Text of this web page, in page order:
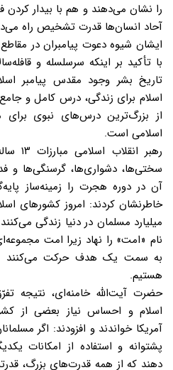
را نشان می‌دهند و هم با بیدار
آحاد انسان‌ها قدرت تشخیص راه
ایشان شیوه دعوت پیامبران در
با تأکید بر اینکه سرسلسله و
تاریخ بشر وجود مقدس پیامبر
اسلام برای زندگی، درس کامل و
از بزرگ‌ترین درس‌های نبوی
اسلامی است.
سختی‌ها، دشواری‌ها، گرسنگی‌ها و
آن در دوره هجرت را زمینه‌ساز
خاطرنشان کردند: امروز کشورهای
میلیارد مسلمان در دنیا زندگی
نام «امت» را نهاد زیرا امت
به سمت یک هدف حرکت می‌کنند
هستیم.
حضرت آیت‌الله خامنه‌ای، نتیجه
اسلام و احساس نیاز بعضی از
آمریکا خواندند و افزودند: اگر
پشتوانه و استفاده از امکانات
دهند که از همه قدرت‌های بزرگ،